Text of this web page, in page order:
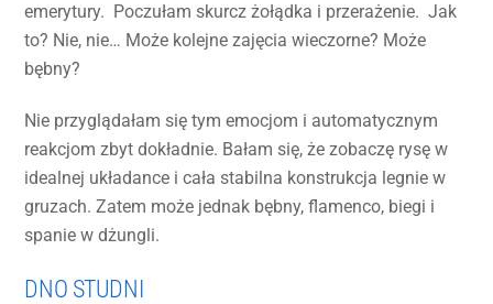
emerytury. Poczułam skurcz żołądka i przerażenie. Jak
to? Nie, nie… Może kolejne zajęcia wieczorne? Może
bębny?
Nie przyglądałam się tym emocjom i automatycznym
reakcjom zbyt dokładnie. Bałam się, że zobaczę rysę w
idealnej układance i cała stabilna konstrukcja legnie w
gruzach. Zatem może jednak bębny, flamenco, biegi i
spanie w dżungli.
DNO STUDNI